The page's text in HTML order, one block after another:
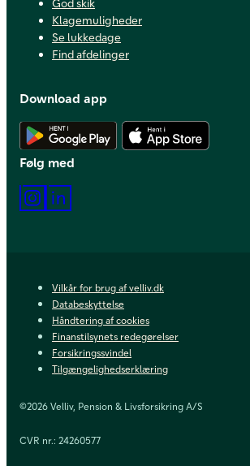
God skik
Klagemuligheder
Se lukkedage
Find afdelinger
Download app
Hent Android app
Følg med
Instagram
Vilkår for brug af velliv.dk
Databeskyttelse
Håndtering af cookies
Finanstilsynets redegørelser
Forsikringssvindel
Tilgængelighedserklæring
©2026 Velliv, Pension & Livsforsikring A/S
CVR nr.: 24260577